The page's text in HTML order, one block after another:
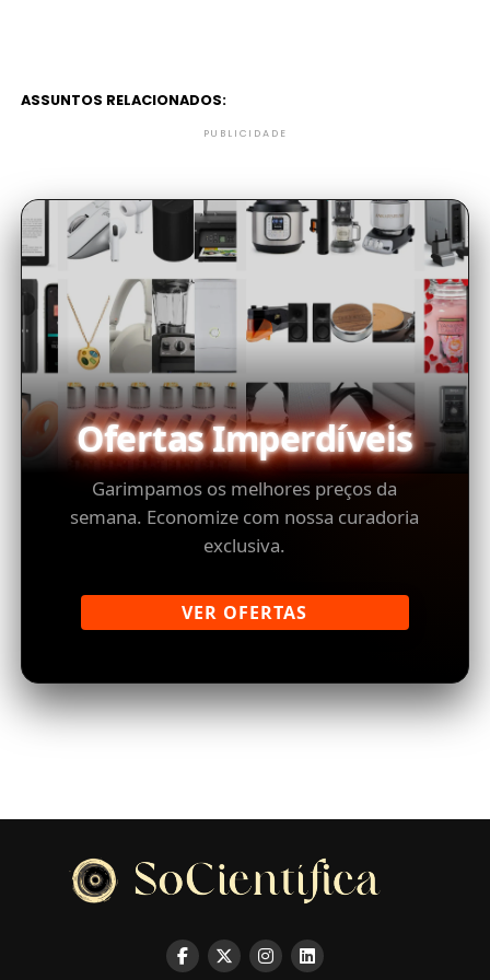
ASSUNTOS RELACIONADOS:
PUBLICIDADE
Ofertas Imperdíveis
Garimpamos os melhores preços da
semana. Economize com nossa curadoria
exclusiva.
VER OFERTAS